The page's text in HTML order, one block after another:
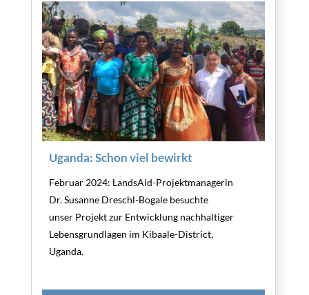
Uganda: Schon viel bewirkt
Februar 2024: LandsAid-Projektmanagerin
Dr. Susanne Dreschl-Bogale besuchte
unser Projekt zur Entwicklung nachhaltiger
Lebensgrundlagen im Kibaale-District,
Uganda.